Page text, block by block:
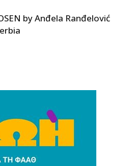
by Anđela Ranđelović